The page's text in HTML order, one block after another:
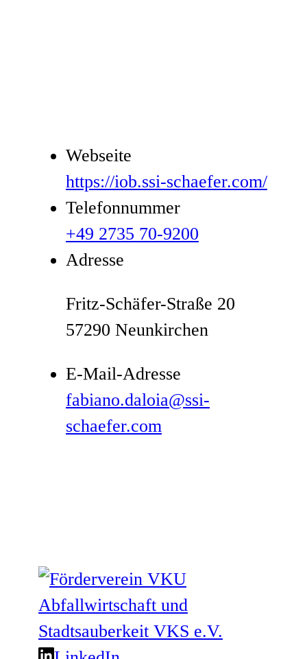
Webseite
https://iob.ssi-schaefer.com/
Telefonnummer
+49 2735 70-9200
Adresse
Fritz-Schäfer-Straße 20
57290 Neunkirchen
E-Mail-Adresse
fabiano.daloia@ssi-
schaefer.com